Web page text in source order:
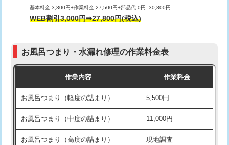
交換・取付（タンク）
交換・取付（普通便座） 11,000円+材料費
交換・取付（温水洗浄便座） 16,500円+材料費
交換・取付(単水栓（壁付・デッキ
式）)
13,200円+材料費
交換・取付(混合水栓（壁付・デッキ
式・ワンホール）)
16,500円+材料費
基本料金 3,300円+作業料金 27,500円+部品代 0円=30,800円
WEB割引3,000円➡27,800円(税込)
お風呂つまり・水漏れ修理の作業料金表
作業内容 作業料金
お風呂つまり（軽度の詰まり） 5,500円
お風呂つまり（中度の詰まり） 11,000円
お風呂つまり（高度の詰まり） 現地調査